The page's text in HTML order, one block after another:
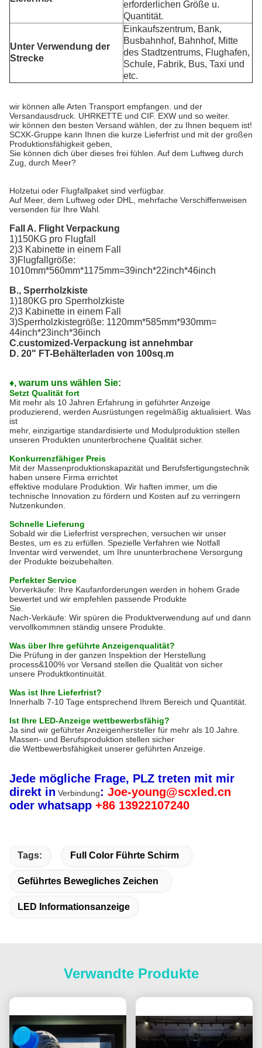
erforderlichen Größe u.
Quantität.
Unter Verwendung der
Strecke
Einkaufszentrum, Bank,
Busbahnhof, Bahnhof, Mitte
des Stadtzentrums, Flughafen,
Schule, Fabrik, Bus, Taxi und
etc.
wir können alle Arten Transport empfangen. und der
Versandausdruck. UHRKETTE und CIF. EXW und so weiter.
wir können den besten Versand wählen, der zu Ihnen bequem ist!
SCXK-Gruppe kann Ihnen die kurze Lieferfrist und mit der großen
Produktionsfähigkeit geben,
Sie können dich über dieses frei fühlen. Auf dem Luftweg durch
Zug, durch Meer?
Holzetui oder Flugfallpaket sind verfügbar.
Auf Meer, dem Luftweg oder DHL, mehrfache Verschiffenweisen
versenden für Ihre Wahl.
Fall A. Flight Verpackung
1)150KG pro Flugfall
2)3 Kabinette in einem Fall
3)Flugfallgröße:
1010mm*560mm*1175mm=39inch*22inch*46inch
B., Sperrholzkiste
1)180KG pro Sperrholzkiste
2)3 Kabinette in einem Fall
3)Sperrholzkistegröße: 1120mm*585mm*930mm=
44inch*23inch*36inch
C.customized-Verpackung ist annehmbar
D. 20" FT-Behälterladen von 100sq.m
♦, warum uns wählen Sie:
Setzt Qualität fort
Mit mehr als 10 Jahren Erfahrung in geführter Anzeige
produzierend, werden Ausrüstungen regelmäßig aktualisiert. Was
ist
mehr, einzigartige standardisierte und Modulproduktion stellen
unseren Produkten ununterbrochene Qualität sicher.
Konkurrenzfähiger Preis
Mit der Massenproduktionskapazität und Berufsfertigungstechnik
haben unsere Firma errichtet
effektive modulare Produktion. Wir haften immer, um die
technische Innovation zu fördern und Kosten auf zu verringern
Nutzenkunden.
Schnelle Lieferung
Sobald wir die Lieferfrist versprechen, versuchen wir unser
Bestes, um es zu erfüllen. Spezielle Verfahren wie Notfall
Inventar wird verwendet, um Ihre ununterbrochene Versorgung
der Produkte beizubehalten.
Perfekter Service
Vorverkäufe: Ihre Kaufanforderungen werden in hohem Grade
bewertet und wir empfehlen passende Produkte
Sie.
Nach-Verkäufe: Wir spüren die Produktverwendung auf und dann
vervollkommnen ständig unsere Produkte.
Was über Ihre geführte Anzeigenqualität?
Die Prüfung in der ganzen Inspektion der Herstellung
process&100% vor Versand stellen die Qualität von sicher
unsere Produktkontinuität.
Was ist Ihre Lieferfrist?
Innerhalb 7-10 Tage entsprechend Ihrem Bereich und Quantität.
Ist Ihre LED-Anzeige wettbewerbsfähig?
Ja sind wir geführter Anzeigenhersteller für mehr als 10 Jahre.
Massen- und Berufsproduktion stellen sicher
die Wettbewerbsfähigkeit unserer geführten Anzeige.
Jede mögliche Frage, PLZ treten mit mir
direkt in Verbindung: Joe-young@scxled.cn
oder whatsapp +86 13922107240
Tags: Full Color Führte Schirm
Geführtes Bewegliches Zeichen
LED Informationsanzeige
Verwandte Produkte